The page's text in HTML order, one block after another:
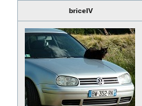
briceIV